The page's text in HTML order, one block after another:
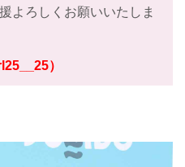
よろしくお願いいたしま
）